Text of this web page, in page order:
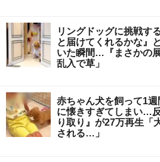
リングドッグに挑戦す
と届けてくれるかな』
いた瞬間…『まさかの
乱入で草」
赤ちゃん犬を飼って1
に懐きすぎてしまい…
り取り』が27万再生「
される…」